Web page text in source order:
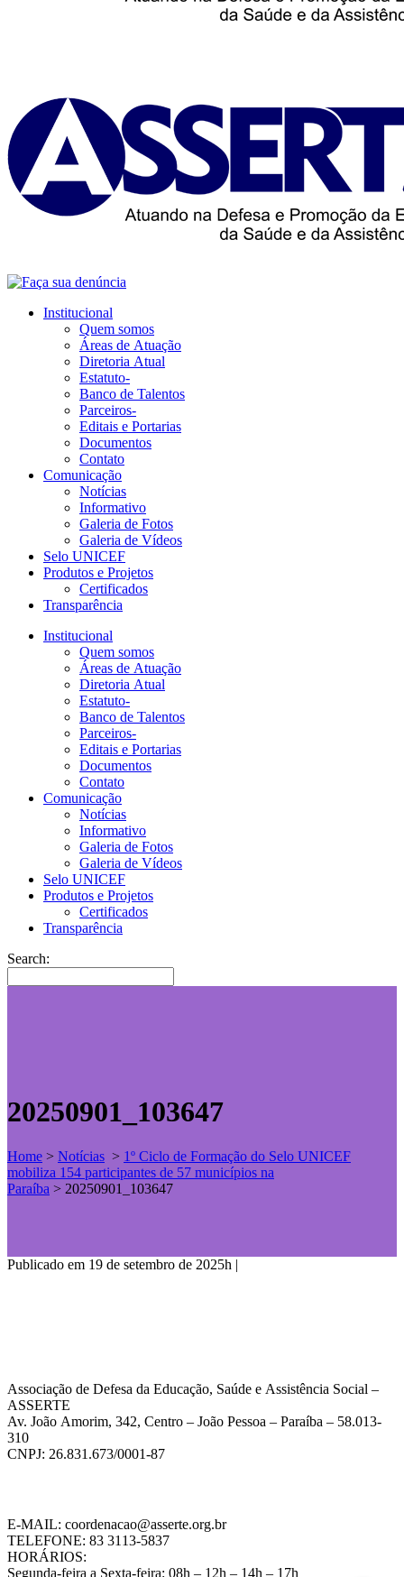
Institucional
Quem somos
Áreas de Atuação
Diretoria Atual
Estatuto-
Banco de Talentos
Parceiros-
Editais e Portarias
Documentos
Contato
Comunicação
Notícias
Informativo
Galeria de Fotos
Galeria de Vídeos
Selo UNICEF
Produtos e Projetos
Certificados
Transparência
Institucional
Quem somos
Áreas de Atuação
Diretoria Atual
Estatuto-
Banco de Talentos
Parceiros-
Editais e Portarias
Documentos
Contato
Comunicação
Notícias
Informativo
Galeria de Fotos
Galeria de Vídeos
Selo UNICEF
Produtos e Projetos
Certificados
Transparência
Search:
20250901_103647
Home > Notícias > 1º Ciclo de Formação do Selo UNICEF
mobiliza 154 participantes de 57 municípios na
Paraíba > 20250901_103647
Publicado em 19 de setembro de 2025h |
Associação de Defesa da Educação, Saúde e Assistência Social –
ASSERTE
Av. João Amorim, 342, Centro – João Pessoa – Paraíba – 58.013-
310
CNPJ: 26.831.673/0001-87
E-MAIL: coordenacao@asserte.org.br
TELEFONE: 83 3113-5837
HORÁRIOS:
Segunda-feira a Sexta-feira: 08h – 12h – 14h – 17h